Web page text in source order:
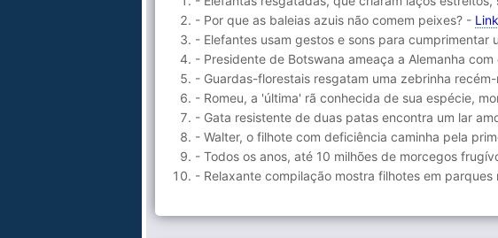
- Por que as baleias azuis não comem peixes? - Link
- Elefantes usam gestos e sons para cumprimentar
- Presidente de Botswana ameaça a Alemanha
- Guardas-florestais resgatam uma zebrinha
- Romeu, a 'última' rã conhecida de sua espécie,
- Gata resistente de duas patas encontra um lar
- Walter, o filhote com deficiência caminha pela
- Todos os anos, até 10 milhões de morcegos
- Relaxante compilação mostra filhotes em parques